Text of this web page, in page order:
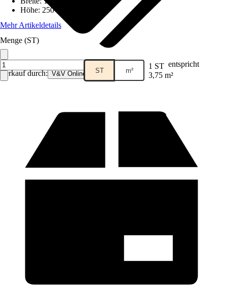
Verkauf durch: V&V Online GmbH
Höhe: 250 cm
Mehr Artikeldetails
Menge (ST)
ST m² 1 ST entspricht
3,75 m²